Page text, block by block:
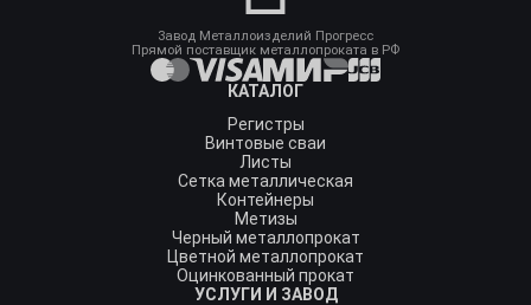
Завод Металлоизделий Прогресс
Прямой поставщик металлопроката в РФ
КАТАЛОГ
Регистры
Винтовые сваи
Листы
Сетка металлическая
Контейнеры
Метизы
Черный металлопрокат
Цветной металлопрокат
Оцинкованный прокат
УСЛУГИ И ЗАВОД